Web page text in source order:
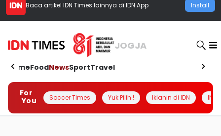
Baca artikel IDN Times lainnya di IDN App Install
JOGJA
HomeFoodNewsSportTravel
For
You
Soccer Times Yuk Pilih ! Iklanin di IDN